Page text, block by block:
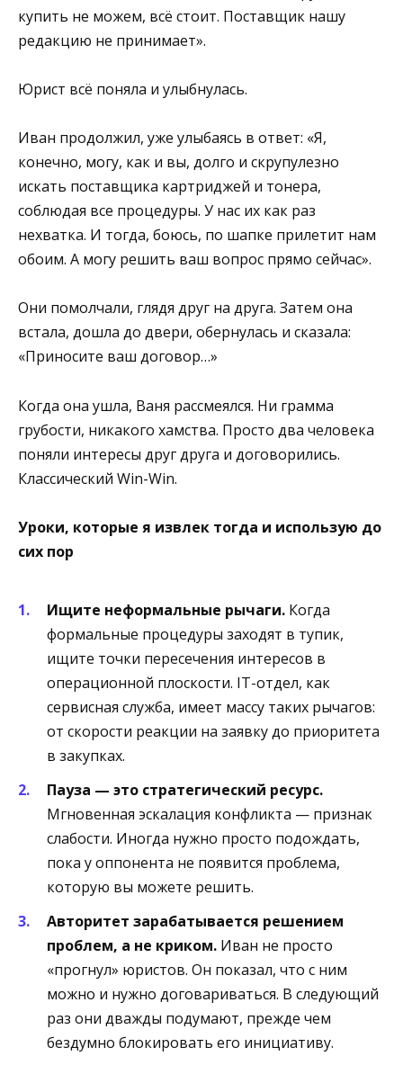
купить не можем, всё стоит. Поставщик нашу
редакцию не принимает».
Юрист всё поняла и улыбнулась.
Иван продолжил, уже улыбаясь в ответ: «Я,
конечно, могу, как и вы, долго и скрупулезно
искать поставщика картриджей и тонера,
соблюдая все процедуры. У нас их как раз
нехватка. И тогда, боюсь, по шапке прилетит нам
обоим. А могу решить ваш вопрос прямо сейчас».
Они помолчали, глядя друг на друга. Затем она
встала, дошла до двери, обернулась и сказала:
«Приносите ваш договор…»
Когда она ушла, Ваня рассмеялся. Ни грамма
грубости, никакого хамства. Просто два человека
поняли интересы друг друга и договорились.
Классический Win-Win.
Уроки, которые я извлек тогда и использую до
сих пор
Ищите неформальные рычаги. Когда
формальные процедуры заходят в тупик,
ищите точки пересечения интересов в
операционной плоскости. IT-отдел, как
сервисная служба, имеет массу таких рычагов:
от скорости реакции на заявку до приоритета
в закупках.
Пауза — это стратегический ресурс.
Мгновенная эскалация конфликта — признак
слабости. Иногда нужно просто подождать,
пока у оппонента не появится проблема,
которую вы можете решить.
Авторитет зарабатывается решением
проблем, а не криком. Иван не просто
«прогнул» юристов. Он показал, что с ним
можно и нужно договариваться. В следующий
раз они дважды подумают, прежде чем
бездумно блокировать его инициативу.